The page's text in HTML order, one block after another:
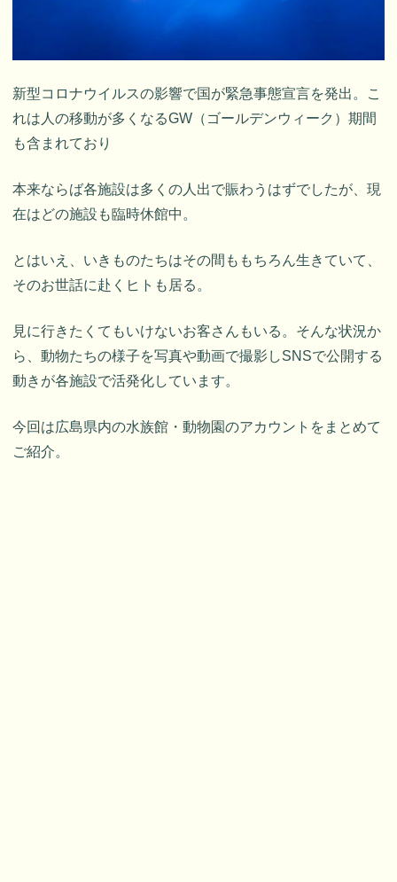
新型コロナウイルスの影響で国が緊急事態宣言を発出。こ
れは人の移動が多くなるGW（ゴールデンウィーク）期間
も含まれており
本来ならば各施設は多くの人出で賑わうはずでしたが、現
在はどの施設も臨時休館中。
とはいえ、いきものたちはその間ももちろん生きていて、
そのお世話に赴くヒトも居る。
見に行きたくてもいけないお客さんもいる。そんな状況か
ら、動物たちの様子を写真や動画で撮影しSNSで公開する
動きが各施設で活発化しています。
今回は広島県内の水族館・動物園のアカウントをまとめて
ご紹介。